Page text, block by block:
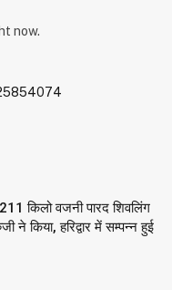
now.
किलो वजनी पारद शिवलिंग
ने किया, हरिद्वार में सम्पन्न हुई